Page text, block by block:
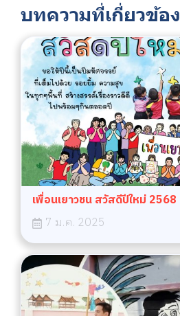
บทความที่เกี่ยวข้อง
เพื่อนเยาวชน สวัสดีปีใหม่ 2568
7 ม.ค. 2025